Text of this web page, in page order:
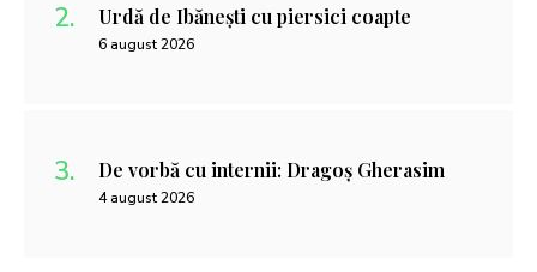
Urdă de Ibănești cu piersici coapte
6 august 2026
De vorbă cu internii: Dragoș Gherasim
4 august 2026